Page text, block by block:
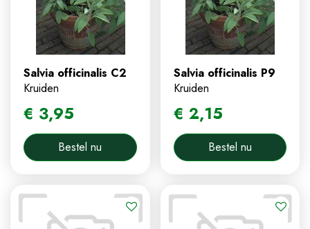
Salvia officinalis C2
Kruiden
€ 3,95
Bestel nu
Salvia officinalis P9
Kruiden
€ 2,15
Bestel nu